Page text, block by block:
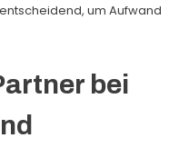
um Aufwand
bei